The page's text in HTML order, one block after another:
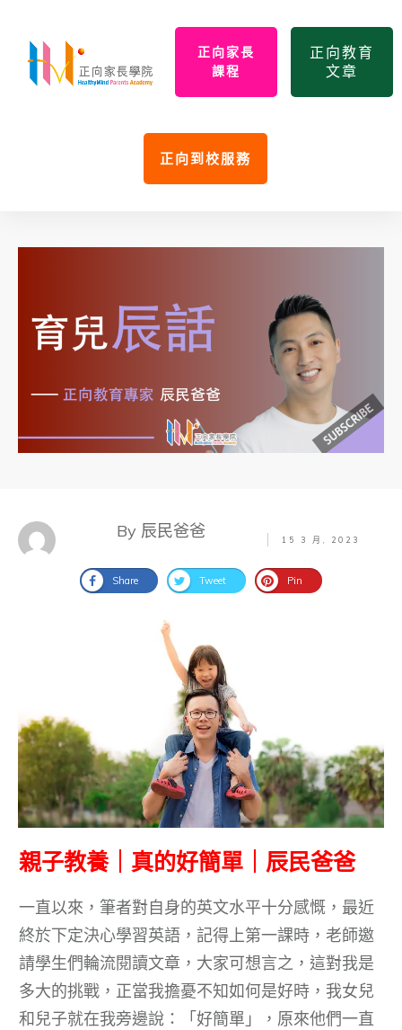
正向家長
課程
正向教育
文章
正向到校服務
By 辰民爸爸 15 3 月, 2023
Share Tweet Pin
親子教養｜真的好簡單｜辰民爸爸
一直以來，筆者對自身的英文水平十分感慨，最近
終於下定決心學習英語，記得上第一課時，老師邀
請學生們輪流閱讀文章，大家可想言之，這對我是
多大的挑戰，正當我擔憂不知如何是好時，我女兒
和兒子就在我旁邊說：「好簡單」，原來他們一直